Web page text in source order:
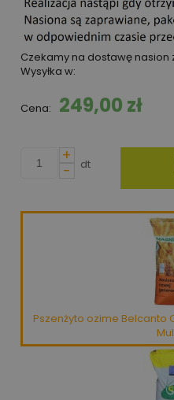
Czekamy na dostawę nasion
Wysyłka w:
Cena: 249,00 zł
Pszenżyto ozime Belcanto
+
-
dt